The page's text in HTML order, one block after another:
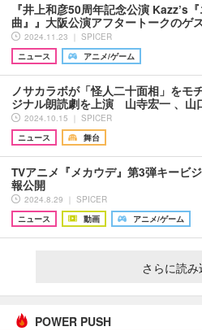
『井上和彦50周年記念公演 Kazz’s
曲』』大阪公演アフタートークのゲ
2024.11.23 ｜ SPICER
ニュース
アニメ/ゲーム
ノサカラボが「怪人二十面相」をモ
ジナル朗読劇を上演 山寺宏一 、山
2024.10.15 ｜ SPICER
ニュース
舞台
TVアニメ『メカウデ』第3弾キービ
報公開
2024.8.29 ｜ SPICER
ニュース
動画 アニメ/ゲーム
さらに読み
POWER PUSH